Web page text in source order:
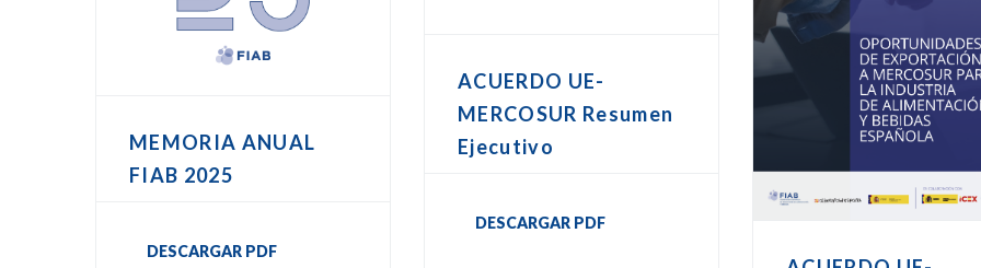
MEMORIA ANUAL
FIAB 2025
DESCARGAR PDF
ACUERDO UE-
MERCOSUR Resumen
Ejecutivo
DESCARGAR PDF